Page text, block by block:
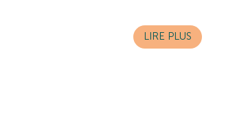
LIRE PLUS